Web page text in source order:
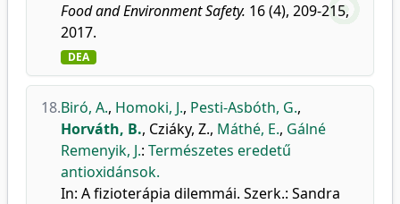
Food and Environment Safety. 16 (4), 209-215,
2017.
DEA
18.Biró, A., Homoki, J., Pesti-Asbóth, G.,
Horváth, B., Cziáky, Z., Máthé, E., Gálné
Remenyik, J.: Természetes eredetű
antioxidánsok.
In: A fizioterápia dilemmái. Szerk.: Sandra